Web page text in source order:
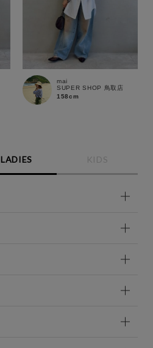
mai
SUPER SHOP 鳥取店
158cm
LADIES KIDS